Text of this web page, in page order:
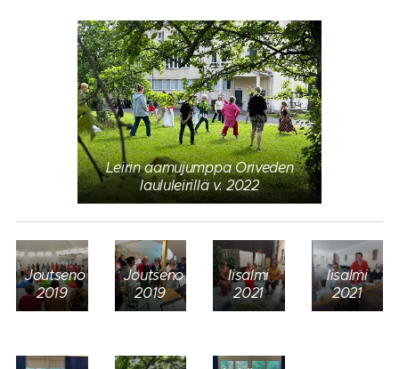
Leirin aamujumppa Oriveden
laululeirillä v. 2022
Joutseno
2019
Joutseno
2019
Iisalmi
2021
Iisalmi
2021